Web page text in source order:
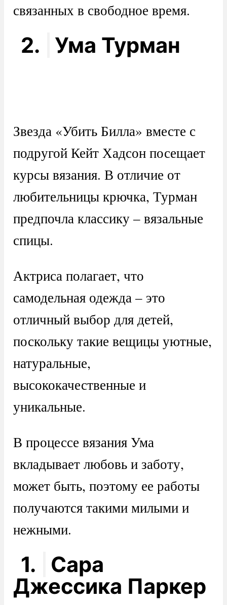
связанных в свободное время.
2. Ума Турман
Звезда «Убить Билла» вместе с
подругой Кейт Хадсон посещает
курсы вязания. В отличие от
любительницы крючка, Турман
предпочла классику – вязальные
спицы.
Актриса полагает, что
самодельная одежда – это
отличный выбор для детей,
поскольку такие вещицы уютные,
натуральные,
высококачественные и
уникальные.
В процессе вязания Ума
вкладывает любовь и заботу,
может быть, поэтому ее работы
получаются такими милыми и
нежными.
1.
Сара
Джессика Паркер